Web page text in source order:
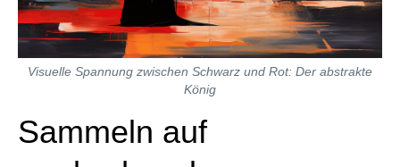
Visuelle Spannung zwischen Schwarz und Rot: Der abstrakte
König
Sammeln auf